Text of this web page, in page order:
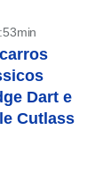
Dart e
Cutlass